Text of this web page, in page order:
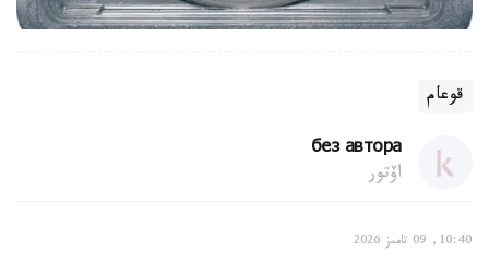
قوعام
без автора
اۆتور
10:40, 09 تامىز 2026